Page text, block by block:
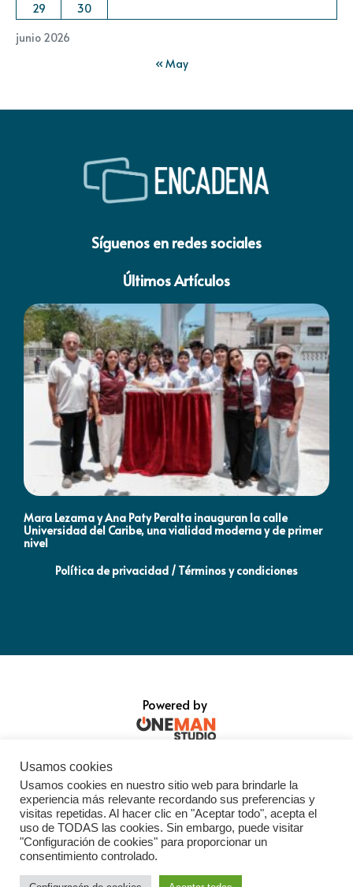
junio 2026
29
30
« May
Síguenos en redes sociales
Últimos Artículos
Mara Lezama y Ana Paty Peralta inauguran la calle
Universidad del Caribe, una vialidad moderna y de primer
nivel
Política de privacidad / Términos y condiciones
Powered by
Usamos cookies
Usamos cookies en nuestro sitio web para brindarle la
experiencia más relevante recordando sus preferencias y
visitas repetidas. Al hacer clic en "Aceptar todo", acepta el
uso de TODAS las cookies. Sin embargo, puede visitar
"Configuración de cookies" para proporcionar un
consentimiento controlado.